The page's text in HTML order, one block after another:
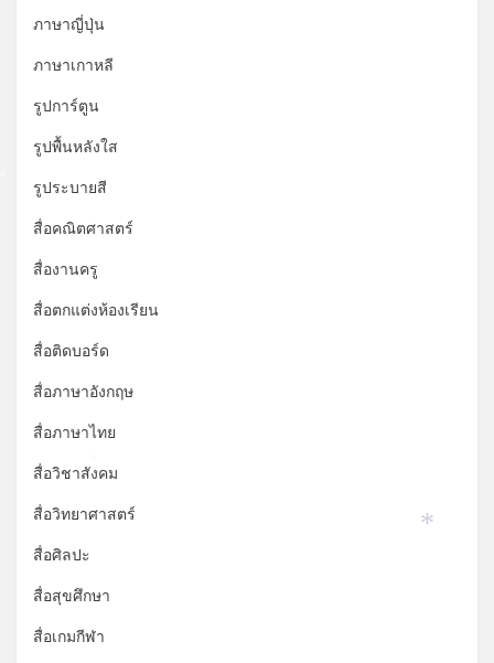
ภาษาญี่ปุ่น
ภาษาเกาหลี
รูปการ์ตูน
รูปพื้นหลังใส
รูประบายสี
สื่อคณิตศาสตร์
สื่องานครู
สื่อตกแต่งห้องเรียน
สื่อติดบอร์ด
สื่อภาษาอังกฤษ
สื่อภาษาไทย
สื่อวิชาสังคม
สื่อวิทยาศาสตร์
สื่อศิลปะ
สื่อสุขศึกษา
สื่อเกมกีฬา
*